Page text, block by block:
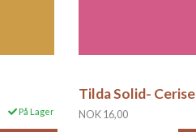
På Lager
Tilda Solid- Cerise
NOK 16,00